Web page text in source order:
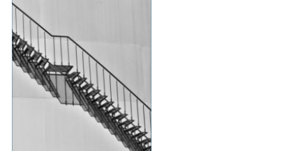
som helst, oavsett
erfarenhet, köpa eller
sälja föremål genom
några få kli...